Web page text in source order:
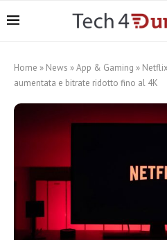
Home » News »App & Gaming »
aumentata e bitrate ridotto fino al 4K